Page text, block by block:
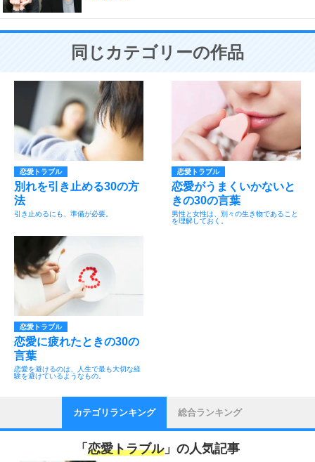
同じカテゴリーの作品
恋愛トラブル
別れを引き止める30の方
法
引き止めるにも、準備が必要。
恋愛トラブル
恋愛がうまくいかないと
きの30の言葉
男性と女性は、別々の生き物であること
を理解しておく。
恋愛トラブル
恋愛に疲れたときの30の
言葉
恋愛を避けるのは、人生で最も大切な経
験を避けているようなもの。
カテゴリランキング 総合ランキング
「 恋愛トラブル」の人気記事